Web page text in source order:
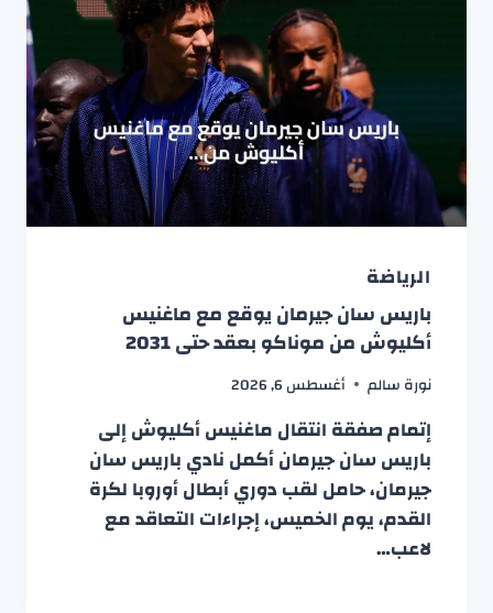
الرياضة
باريس سان جيرمان يوقع مع ماغنيس
أكليوش من موناكو بعقد حتى 2031
نورة سالم أغسطس 6, 2026
إتمام صفقة انتقال ماغنيس أكليوش إلى
باريس سان جيرمان أكمل نادي باريس سان
جيرمان، حامل لقب دوري أبطال أوروبا لكرة
القدم، يوم الخميس، إجراءات التعاقد مع
لاعب…